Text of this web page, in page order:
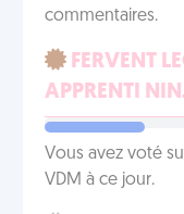
commentaires.
FERVENT
APPRENTI
Vous avez voté
VDM à ce jour.